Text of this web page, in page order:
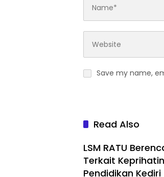
Save my name,
Read Also
LSM RATU
Terkait
Pendidikan Kediri